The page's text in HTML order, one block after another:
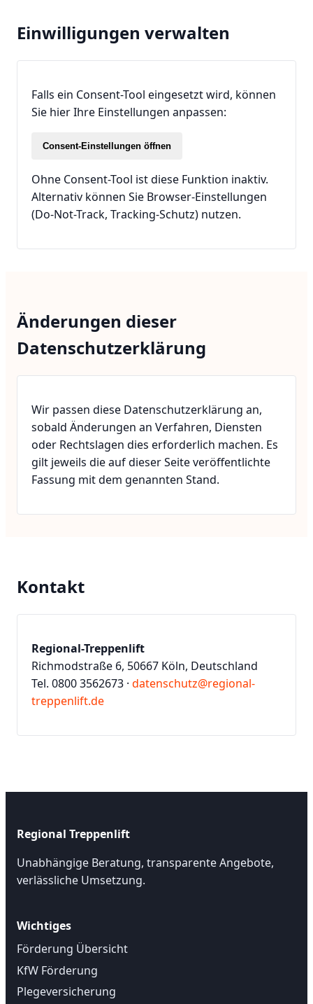
Einwilligungen verwalten
Falls ein Consent-Tool eingesetzt wird, können
Sie hier Ihre Einstellungen anpassen:
Consent-Einstellungen öffnen
Ohne Consent-Tool ist diese Funktion inaktiv.
Alternativ können Sie Browser-Einstellungen
(Do-Not-Track, Tracking-Schutz) nutzen.
Änderungen dieser
Datenschutzerklärung
Wir passen diese Datenschutzerklärung an,
sobald Änderungen an Verfahren, Diensten
oder Rechtslagen dies erforderlich machen. Es
gilt jeweils die auf dieser Seite veröffentlichte
Fassung mit dem genannten Stand.
Kontakt
Regional-Treppenlift
Richmodstraße 6, 50667 Köln, Deutschland
Tel. 0800 3562673 · datenschutz@regional-
treppenlift.de
Regional Treppenlift
Unabhängige Beratung, transparente Angebote,
verlässliche Umsetzung.
Wichtiges
Förderung Übersicht
KfW Förderung
Plegeversicherung